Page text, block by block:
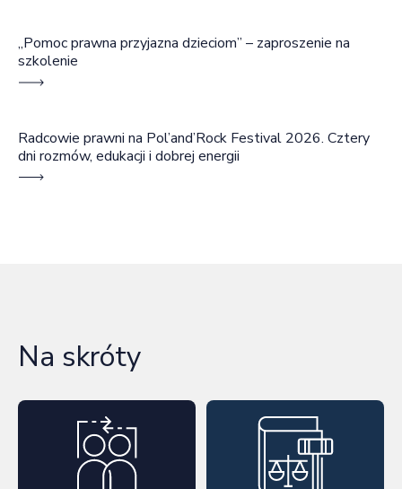
„Pomoc prawna przyjazna dzieciom” – zaproszenie na
szkolenie
Radcowie prawni na Pol’and’Rock Festival 2026. Cztery
dni rozmów, edukacji i dobrej energii
Na skróty